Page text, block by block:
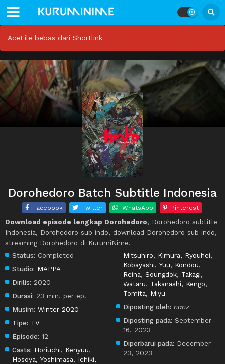
AceFile bebas dari Shortlink
Dorohedoro Batch Subtitle Indonesia
Facebook Twitter WhatsApp Pinterest
Download episode lengkap Dorohedoro, Dorohedoro subtitle
Indonesia, Dorohedoro sub indo, download Dorohedoro sub indo,
streaming Dorohedoro di KurumiNime.
Status: Completed
Studio: MAPPA
Dirilis: 2020
Durasi: 23 min. per ep.
Musim: Winter 2020
Tipe: TV
Episode: 12
Casts: Horiuchi, Kenyuu,
Hosoya, Yoshimasa, Ichiki,
Mitsuhiro, Kimura, Ryouhei,
Kobayashi, Yuu, Kondou,
Reina,Soungdok, Takagi,
Wataru, Takanashi, Kengo,
Tomita, Miyu
Diposting oleh: nanz
Diposting pada: September
16, 2023
Diperbarui pada: December
23, 2023